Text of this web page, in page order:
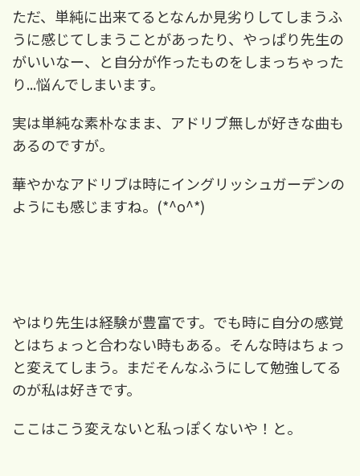
ただ、単純に出来てるとなんか見劣りしてしまうふ
うに感じてしまうことがあったり、やっぱり先生の
がいいなー、と自分が作ったものをしまっちゃった
り...悩んでしまいます。
実は単純な素朴なまま、アドリブ無しが好きな曲も
あるのですが。
華やかなアドリブは時にイングリッシュガーデンの
ようにも感じますね。 (*^o^*)
やはり先生は経験が豊富です。でも時に自分の感覚
とはちょっと合わない時もある。そんな時はちょっ
と変えてしまう。まだそんなふうにして勉強してる
のが私は好きです。
ここはこう変えないと私っぽくないや！と。